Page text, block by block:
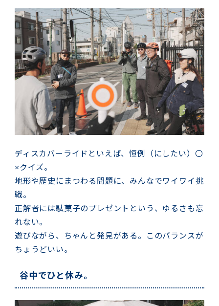
ディスカバーライドといえば、恒例（にしたい）〇
×クイズ。
地形や歴史にまつわる問題に、みんなでワイワイ挑
戦。
正解者には駄菓子のプレゼントという、ゆるさも忘
れない。
遊びながら、ちゃんと発見がある。このバランスが
ちょうどいい。
谷中でひと休み。